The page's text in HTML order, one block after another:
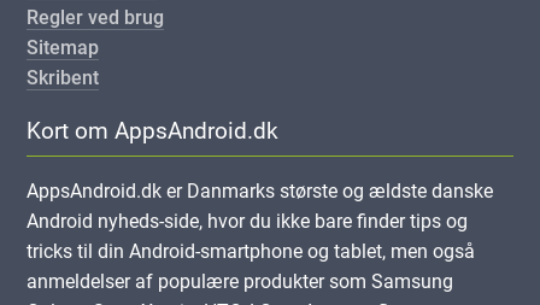
Regler ved brug
Sitemap
Skribent
Kort om AppsAndroid.dk
AppsAndroid.dk er Danmarks største og ældste danske
Android nyheds-side, hvor du ikke bare finder tips og
tricks til din Android-smartphone og tablet, men også
anmeldelser af populære produkter som Samsung